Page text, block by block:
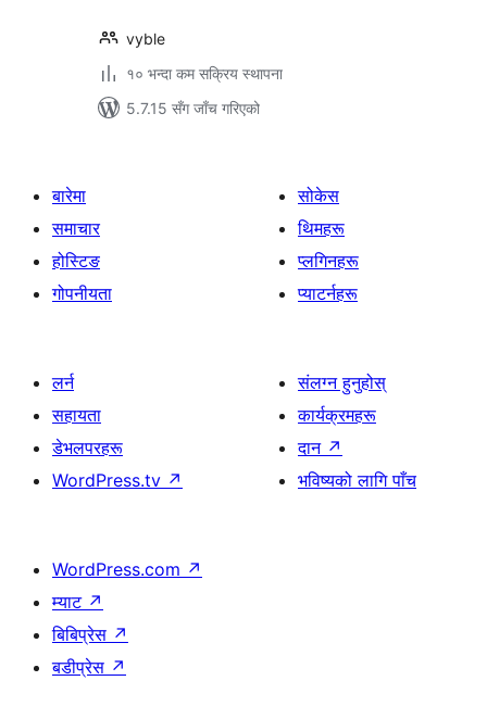
vyble
१० भन्दा कम सक्रिय स्थापना
5.7.15 सँग जाँच गरिएको
बारेमा
समाचार
होस्टिङ
गोपनीयता
सोकेस
थिमहरू
प्लगिनहरू
प्याटर्नहरू
लर्न
सहायता
डेभलपरहरू
WordPress.tv ↗
संलग्न हुनुहोस्
कार्यक्रमहरू
दान ↗
भविष्यको लागि पाँच
WordPress.com ↗
म्याट ↗
बिबिप्रेस ↗
बडीप्रेस ↗